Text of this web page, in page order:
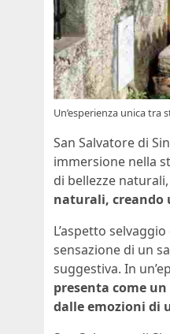
Un’esperienza unica
San Salvatore di
immersione nella
di bellezze
naturali, creando
L’aspetto
sensazione di un
suggestiva. In
presenta come
dalle emozioni di